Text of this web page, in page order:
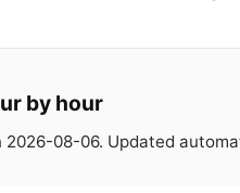
by hour
2026-08-06. Updated